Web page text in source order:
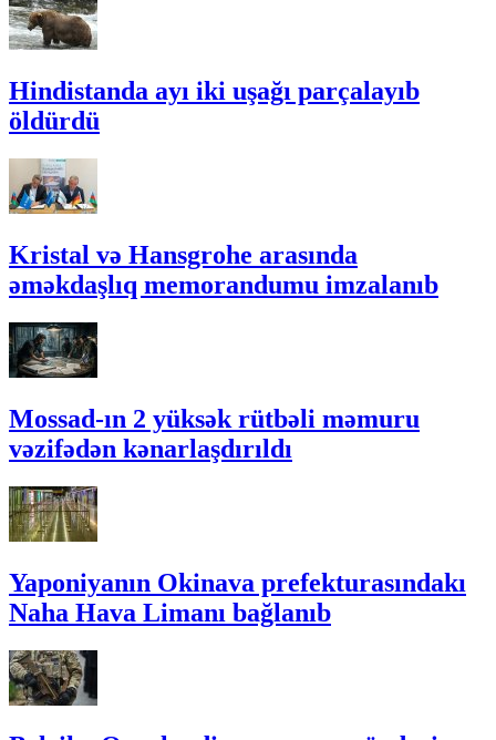
Hindistanda ayı iki uşağı parçalayıb
öldürdü
Kristal və Hansgrohe arasında
əməkdaşlıq memorandumu imzalanıb
Mossad-ın 2 yüksək rütbəli məmuru
vəzifədən kənarlaşdırıldı
Yaponiyanın Okinava prefekturasındakı
Naha Hava Limanı bağlanıb